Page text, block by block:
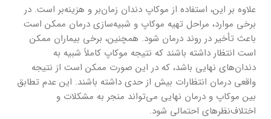
علاوه بر این، استفاده از موکاپ دندان زمان‌بر و هزینه‌بر است. در
برخی موارد، مراحل تهیه موکاپ و شبیه‌سازی درمان ممکن است
باعث تأخیر در روند درمان شود. همچنین، برخی بیماران ممکن
است انتظار داشته باشند که نتیجه موکاپ کاملاً شبیه به
دندان‌های نهایی باشد، که در این صورت ممکن است از نتیجه
واقعی درمان انتظارات بیش از حدی داشته باشند. این عدم تطابق
بین موکاپ و درمان نهایی می‌تواند منجر به مشکلات و
اختلاف‌نظرهای احتمالی شود.